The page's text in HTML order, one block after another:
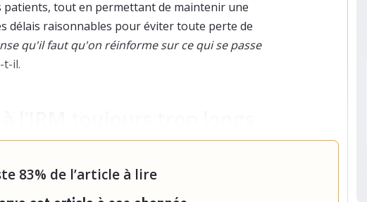
patients, tout en permettant de maintenir une
délais raisonnables pour éviter toute perte de
qu'il faut qu'on réinforme sur ce qui se passe
t-il.
83% de l’article à lire